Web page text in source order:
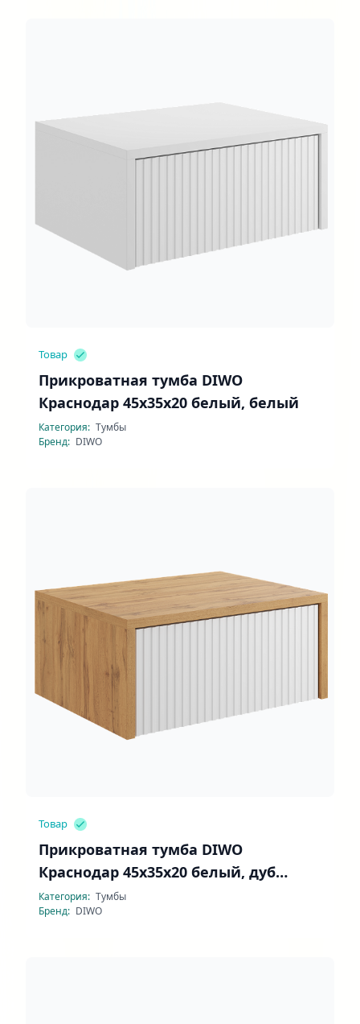
Товар
Прикроватная тумба DIWO
Краснодар 45x35x20 белый, белый
Категория: Тумбы
Бренд: DIWO
Товар
Прикроватная тумба DIWO
Краснодар 45x35x20 белый, дуб
вотан
Категория: Тумбы
Бренд: DIWO